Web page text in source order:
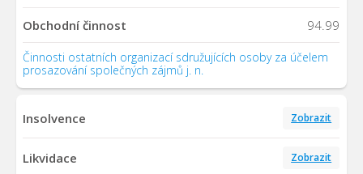
Obchodní činnost 94.99
Činnosti ostatních organizací sdružujících osoby za účelem
prosazování společných zájmů j. n.
Insolvence Zobrazit
Likvidace Zobrazit